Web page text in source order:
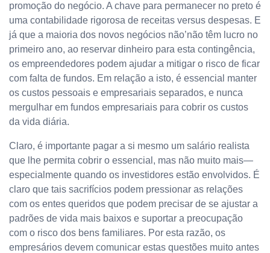
promoção do negócio. A chave para permanecer no preto é
uma contabilidade rigorosa de receitas versus despesas. E
já que a maioria dos novos negócios não’não têm lucro no
primeiro ano, ao reservar dinheiro para esta contingência,
os empreendedores podem ajudar a mitigar o risco de ficar
com falta de fundos. Em relação a isto, é essencial manter
os custos pessoais e empresariais separados, e nunca
mergulhar em fundos empresariais para cobrir os custos
da vida diária.
Claro, é importante pagar a si mesmo um salário realista
que lhe permita cobrir o essencial, mas não muito mais—
especialmente quando os investidores estão envolvidos. É
claro que tais sacrifícios podem pressionar as relações
com os entes queridos que podem precisar de se ajustar a
padrões de vida mais baixos e suportar a preocupação
com o risco dos bens familiares. Por esta razão, os
empresários devem comunicar estas questões muito antes